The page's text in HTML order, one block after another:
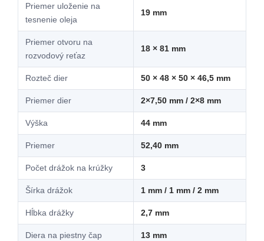
Priemer uloženie na
tesnenie oleja
19 mm
Priemer otvoru na
rozvodový reťaz
18 × 81 mm
Rozteč dier 50 × 48 × 50 × 46,5 mm
Priemer dier 2×7,50 mm / 2×8 mm
Výška 44 mm
Priemer 52,40 mm
Počet drážok na krúžky 3
Šírka drážok 1 mm / 1 mm / 2 mm
Hĺbka drážky 2,7 mm
Diera na piestny čap 13 mm